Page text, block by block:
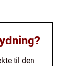
til den